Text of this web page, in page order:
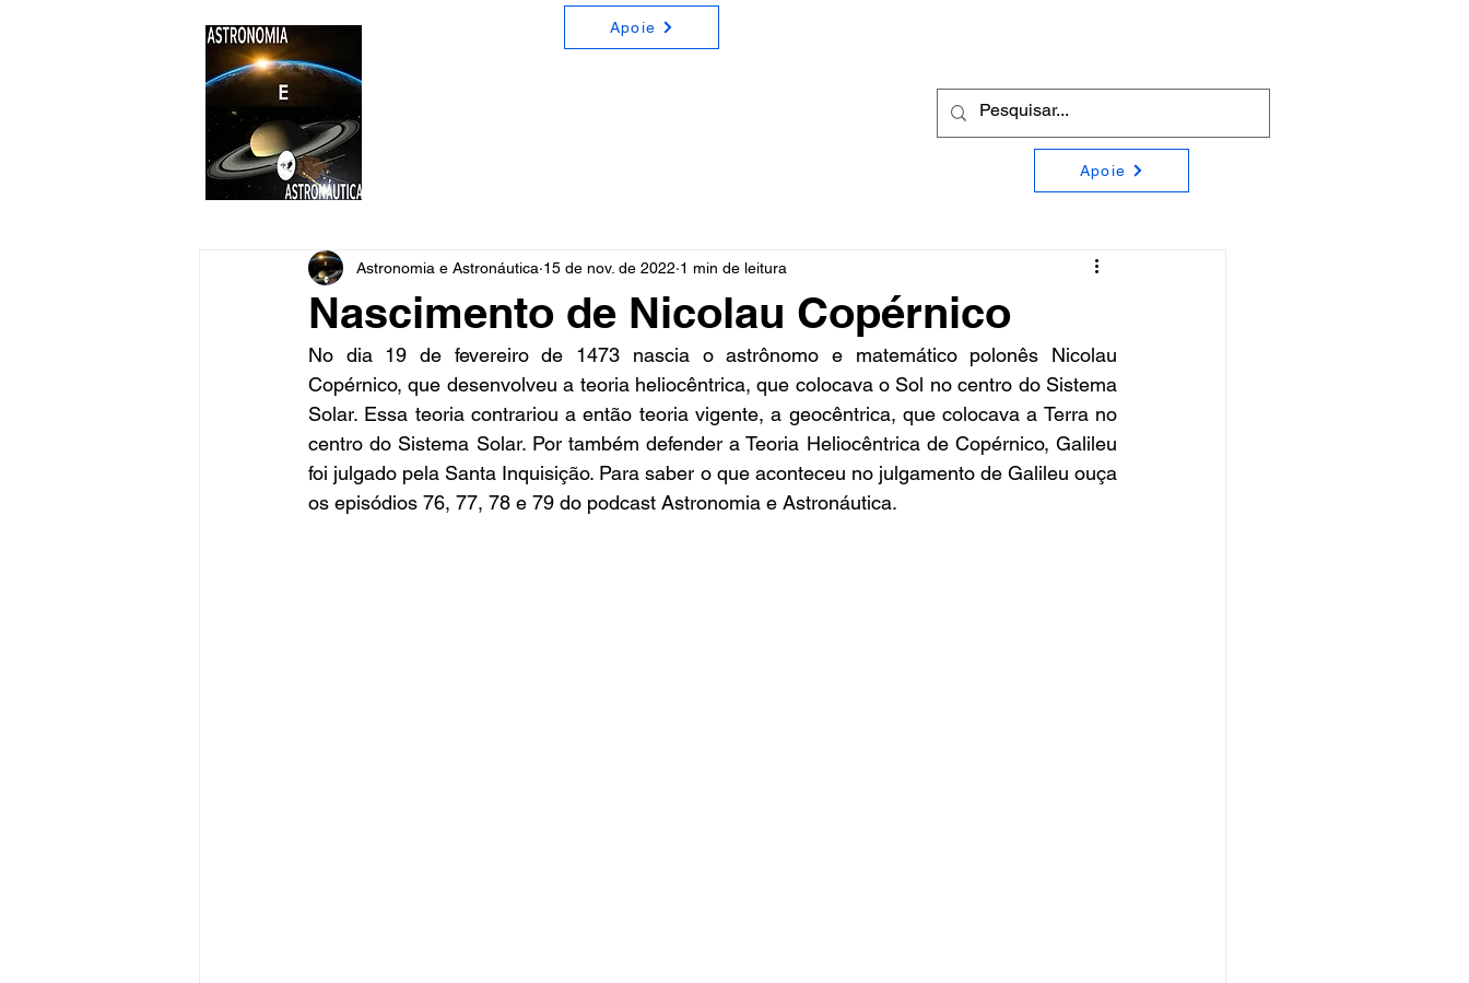
Apoie
Apoie
Nascimento de Nicolau Copérnico
Astronomia e Astronáutica 15 de nov. de 2022 1 min de leitura
No dia 19 de fevereiro de 1473 nascia o astrônomo e matemático polonês Nicolau
Copérnico, que desenvolveu a teoria heliocêntrica, que colocava o Sol no centro do Sistema
Solar. Essa teoria contrariou a então teoria vigente, a geocêntrica, que colocava a Terra no
centro do Sistema Solar. Por também defender a Teoria Heliocêntrica de Copérnico, Galileu
foi julgado pela Santa Inquisição. Para saber o que aconteceu no julgamento de Galileu ouça
os episódios 76, 77, 78 e 79 do podcast Astronomia e Astronáutica.